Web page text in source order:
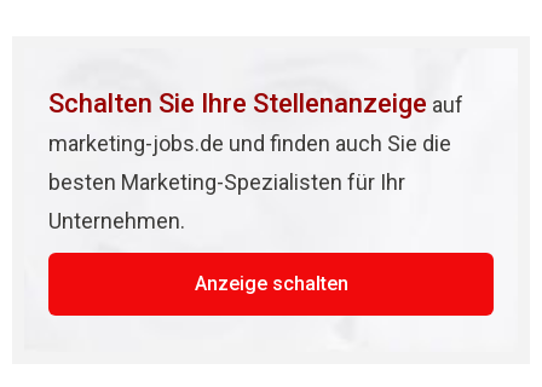
Schalten Sie Ihre Stellenanzeige auf
marketing-jobs.de und finden auch Sie die
besten Marketing-Spezialisten für Ihr
Unternehmen.
Anzeige schalten